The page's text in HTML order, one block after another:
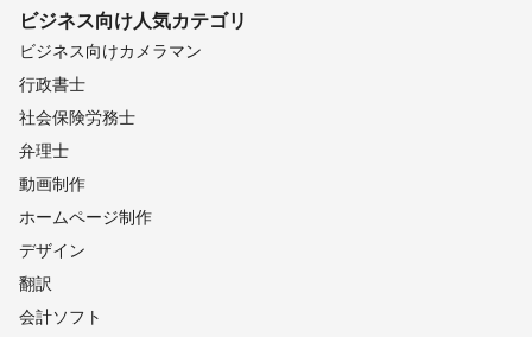
ビジネス向け人気カテゴリ
ビジネス向けカメラマン
行政書士
社会保険労務士
弁理士
動画制作
ホームページ制作
デザイン
翻訳
会計ソフト